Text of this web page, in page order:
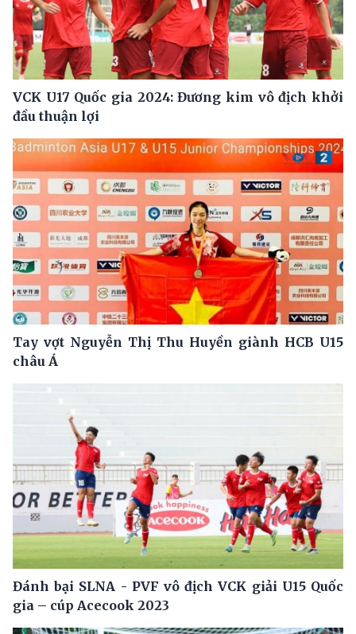
VCK U17 Quốc gia 2024: Đương kim vô địch khởi
đầu thuận lợi
Tay vợt Nguyễn Thị Thu Huyền giành HCB U15
châu Á
Đánh bại SLNA - PVF vô địch VCK giải U15 Quốc
gia – cúp Acecook 2023